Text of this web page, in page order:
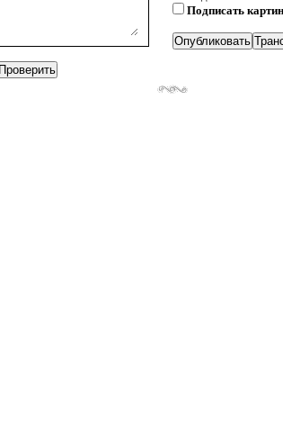
Подписать